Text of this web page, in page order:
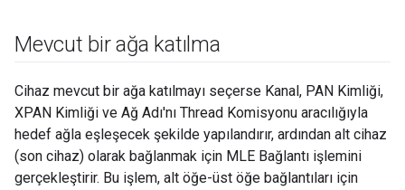
Mevcut bir ağa katılma
Cihaz mevcut bir ağa katılmayı seçerse Kanal, PAN Kimliği,
XPAN Kimliği ve Ağ Adı'nı Thread Komisyonu aracılığıyla
hedef ağla eşleşecek şekilde yapılandırır, ardından alt cihaz
(son cihaz) olarak bağlanmak için MLE Bağlantı işlemini
gerçekleştirir. Bu işlem, alt öğe-üst öğe bağlantıları için